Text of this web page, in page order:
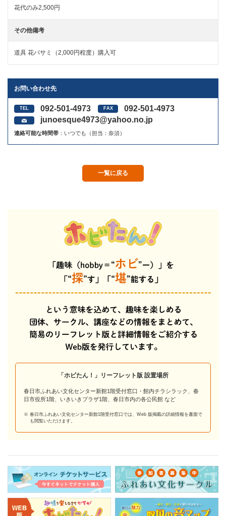
花代のみ2,500円
その他備考
道具 花バサミ（2,000円程度）購入可
お問い合わせ先
092-501-4973
092-501-4973
junoesque4973@yahoo.no.jp
連絡可能な時間帯 ：いつでも（担当：奈須）
一覧に戻る
「ホビたん！」リーフレット版 設置場所
春日市ふれあい文化センター新館1階受付窓口・館内チラシラック、春
日市役所1階、いきいきプラザ1階、春日市内の各公民館 など
春日市ふれあい文化センター新館1階受付窓口では、Web 版掲載の詳細情報を書面で
も 閲覧いただけます。